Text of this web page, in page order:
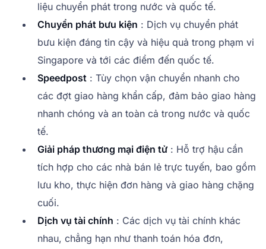
liệu chuyển phát trong nước và quốc tế.
Chuyển phát bưu kiện : Dịch vụ chuyển phát
bưu kiện đáng tin cậy và hiệu quả trong phạm vi
Singapore và tới các điểm đến quốc tế.
Speedpost : Tùy chọn vận chuyển nhanh cho
các đợt giao hàng khẩn cấp, đảm bảo giao hàng
nhanh chóng và an toàn cả trong nước và quốc
tế.
Giải pháp thương mại điện tử : Hỗ trợ hậu cần
tích hợp cho các nhà bán lẻ trực tuyến, bao gồm
lưu kho, thực hiện đơn hàng và giao hàng chặng
cuối.
Dịch vụ tài chính : Các dịch vụ tài chính khác
nhau, chẳng hạn như thanh toán hóa đơn,